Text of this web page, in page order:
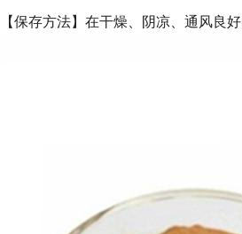
【保存方法】在干燥、阴凉、通风良